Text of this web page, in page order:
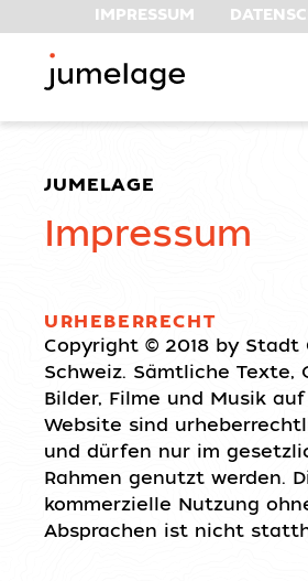
IMPRESSUM
JUMELAGE
Impressum
URHEBERRECHT
Copyright © 2018 by Stadt
Schweiz. Sämtliche Texte,
Bilder, Filme und Musik
Website sind
und dürfen nur im
Rahmen genutzt werden.
kommerzielle Nutzung
Absprachen ist nicht